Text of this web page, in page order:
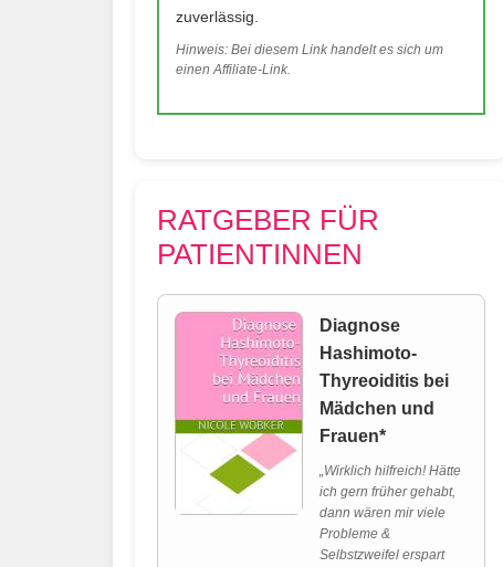
zuverlässig.
Hinweis: Bei diesem Link handelt es sich um
einen Affiliate-Link.
RATGEBER FÜR
PATIENTINNEN
Diagnose
Hashimoto-
Thyreoiditis bei
Mädchen und
Frauen*
„Wirklich hilfreich! Hätte
ich gern früher gehabt,
dann wären mir viele
Probleme &
Selbstzweifel erspart